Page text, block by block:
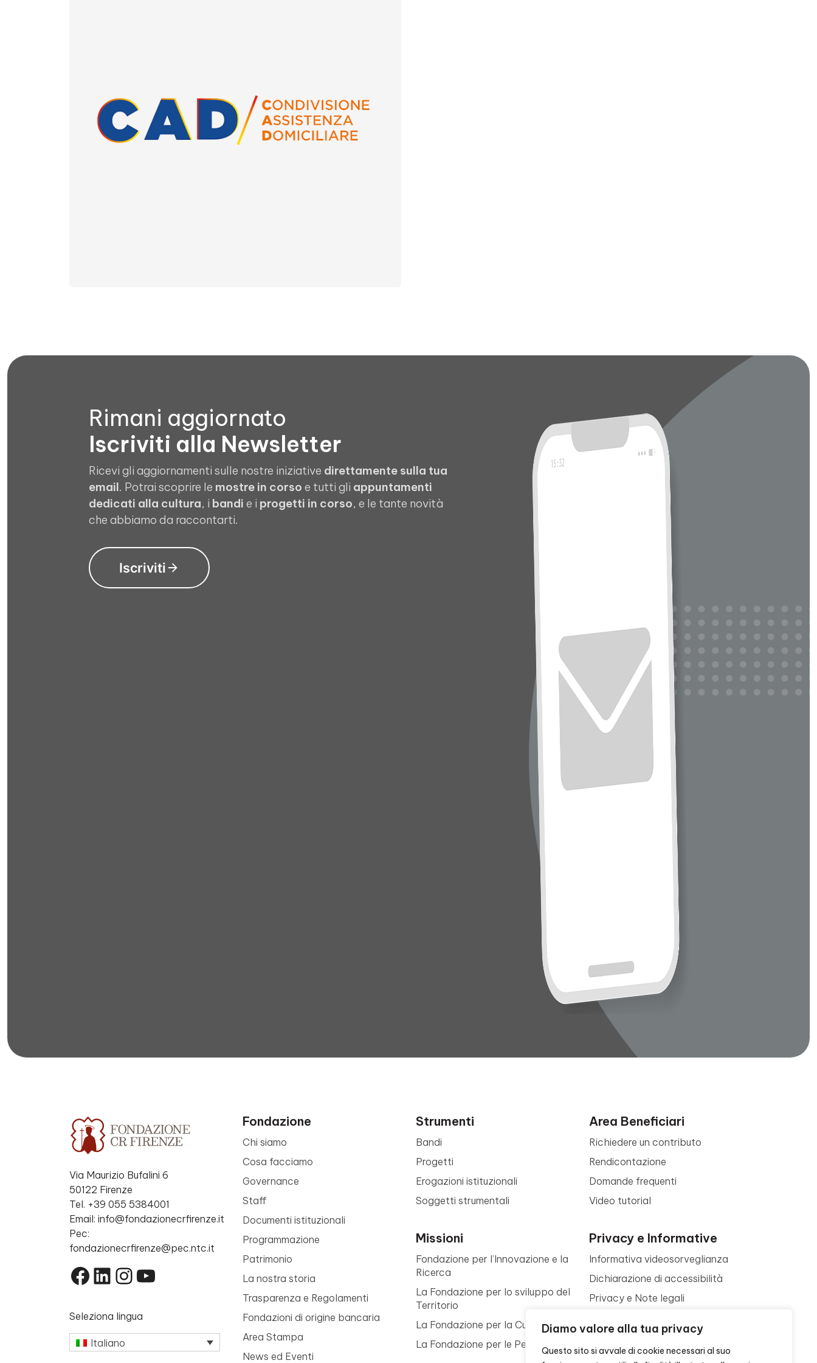
Diamo valore alla tua privacy
Questo sito si avvale di cookie necessari al suo
Rimani aggiornato
Iscriviti alla Newsletter
Ricevi gli aggiornamenti sulle nostre iniziative direttamente sulla tua
email. Potrai scoprire le mostre in corso e tutti gli appuntamenti
dedicati alla cultura, i bandi e i progetti in corso, e le tante novità
che abbiamo da raccontarti.
Iscriviti
Via Maurizio Bufalini 6
50122 Firenze
Tel. +39 055 5384001
Email: info@fondazionecrfirenze.it
Pec:
fondazionecrfirenze@pec.ntc.it
Facebook
LinkedIn
Instagram
YouTube
Seleziona lingua
Italiano
Fondazione
Chi siamo
Cosa facciamo
Governance
Staff
Documenti istituzionali
Programmazione
Patrimonio
La nostra storia
Trasparenza e Regolamenti
Fondazioni di origine bancaria
Area Stampa
News ed Eventi
Strumenti
Bandi
Progetti
Erogazioni istituzionali
Soggetti strumentali
Missioni
Fondazione per l’Innovazione e la
Ricerca
La Fondazione per lo sviluppo del
Territorio
La Fondazione per la Cultura
La Fondazione per le Persone
Area Beneficiari
Richiedere un contributo
Rendicontazione
Domande frequenti
Video tutorial
Privacy e Informative
Informativa videosorveglianza
Dichiarazione di accessibilità
Privacy e Note legali
Contattaci